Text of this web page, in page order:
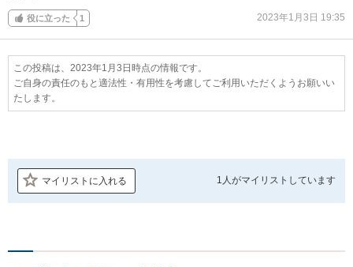
役に立った 1 2023年1月3日 19:35
この投稿は、2023年1月3日時点の情報です。
ご自身の責任のもと適法性・有用性を考慮してご利用いただくようお願いい
たします。
マイリストに入れる 1人がマイリストしています